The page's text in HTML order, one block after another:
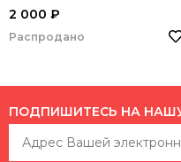
2 000 ₽
Распродано
ПОДПИШИТЕСЬ НА